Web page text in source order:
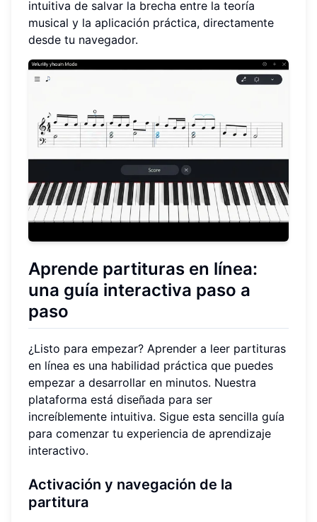
intuitiva de salvar la brecha entre la teoría
musical y la aplicación práctica, directamente
desde tu navegador.
Aprende partituras en línea:
una guía interactiva paso a
paso
¿Listo para empezar? Aprender a leer partituras
en línea es una habilidad práctica que puedes
empezar a desarrollar en minutos. Nuestra
plataforma está diseñada para ser
increíblemente intuitiva. Sigue esta sencilla guía
para comenzar tu experiencia de aprendizaje
interactivo.
Activación y navegación de la
partitura